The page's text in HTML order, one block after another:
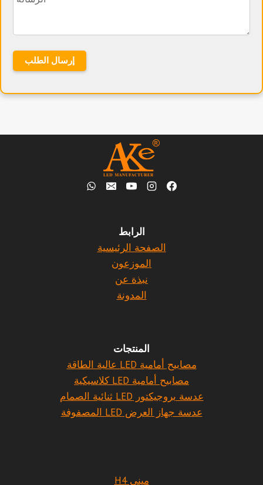
الرابط
الصفحة الرئيسية
الموزعون
نبذة عن
المدونة
المنتجات
مصابيح أمامية LED عالية الطاقة
مصابيح أمامية LED كلاسيكية
عدسة بروجيكتور LED ثنائية الصمام
عدسة جهاز العرض LED المصفوفة
ميني H4